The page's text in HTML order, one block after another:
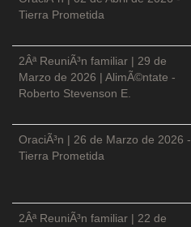
Tierra Prometida
2Âª ReuniÃ³n familiar | 29 de
Marzo de 2026 | AlimÃ©ntate -
Roberto Stevenson E.
OraciÃ³n | 26 de Marzo de 2026 -
Tierra Prometida
2Âª ReuniÃ³n familiar | 22 de